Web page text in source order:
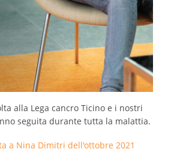
alla Lega cancro Ticino e i nostri
seguita durante tutta la malattia.
a Nina Dimitri dell'ottobre 2021